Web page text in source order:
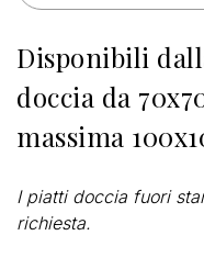
Disponibili
doccia da
massima
I piatti doccia fuori
richiesta.